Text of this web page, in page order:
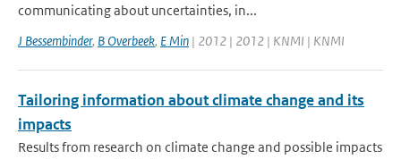
communicating about uncertainties, in...
J Bessembinder, B Overbeek, E Min | 2012 | 2012 | KNMI | KNMI
Tailoring information about climate change and its
impacts
Results from research on climate change and possible impacts